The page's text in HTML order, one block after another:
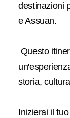
destinazioni
e Assuan.
Questo
storia,
Inizierai il